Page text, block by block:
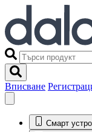
Вписване
Смарт